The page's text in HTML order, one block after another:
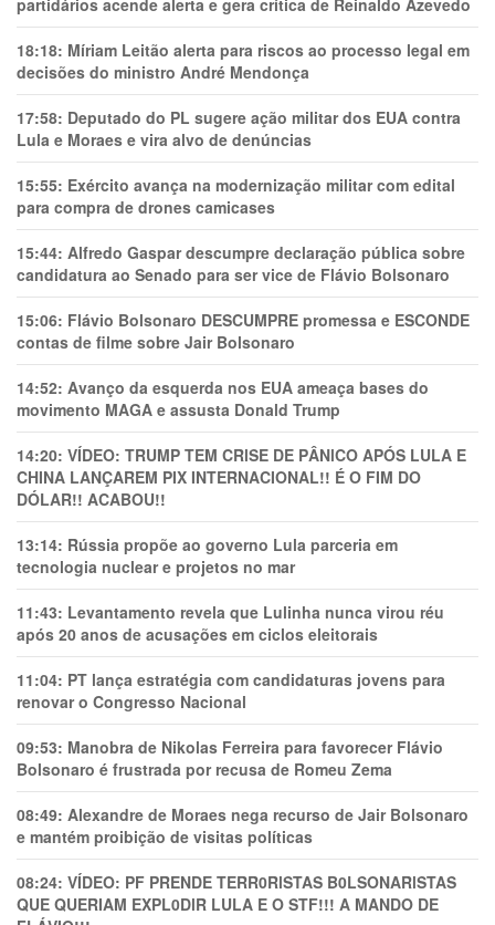
18:18: Míriam Leitão alerta para riscos ao processo legal em
decisões do ministro André Mendonça
17:58: Deputado do PL sugere ação militar dos EUA contra
Lula e Moraes e vira alvo de denúncias
15:55: Exército avança na modernização militar com edital
para compra de drones camicases
15:44: Alfredo Gaspar descumpre declaração pública sobre
candidatura ao Senado para ser vice de Flávio Bolsonaro
15:06: Flávio Bolsonaro DESCUMPRE promessa e ESCONDE
contas de filme sobre Jair Bolsonaro
14:52: Avanço da esquerda nos EUA ameaça bases do
movimento MAGA e assusta Donald Trump
14:20: VÍDEO: TRUMP TEM CRlSE DE PÂNlCO APÓS LULA E
CHINA LANÇAREM PIX INTERNACIONAL!! É O FIM DO
DÓLAR!! ACABOU!!
13:14: Rússia propõe ao governo Lula parceria em
tecnologia nuclear e projetos no mar
11:43: Levantamento revela que Lulinha nunca virou réu
após 20 anos de acusações em ciclos eleitorais
11:04: PT lança estratégia com candidaturas jovens para
renovar o Congresso Nacional
09:53: Manobra de Nikolas Ferreira para favorecer Flávio
Bolsonaro é frustrada por recusa de Romeu Zema
08:49: Alexandre de Moraes nega recurso de Jair Bolsonaro
e mantém proibição de visitas políticas
08:24: VÍDEO: PF PRENDE TERR0RlSTAS B0LSONARlSTAS
QUE QUERIAM EXPL0DlR LULA E O STF!!! A MANDO DE